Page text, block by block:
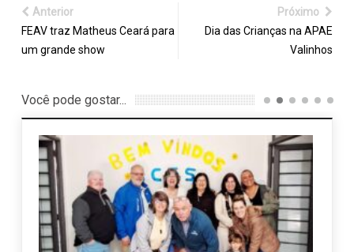
Anterior
FEAV traz Matheus Ceará para
um grande show
Próximo
Dia das Crianças na APAE
Valinhos
Você pode gostar...